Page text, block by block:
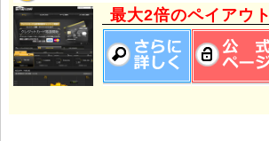
最大2倍のペイアウト